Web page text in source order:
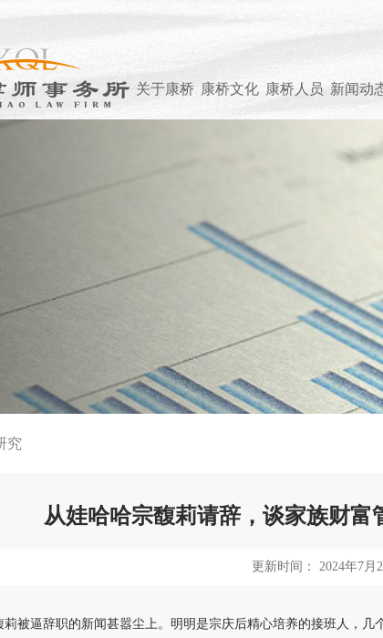
关于康桥 康桥文化 康桥人员 新闻动
究
从娃哈哈宗馥莉请辞，谈家族财富
更新时间： 2024年7月
莉被逼辞职的新闻甚嚣尘上。明明是宗庆后精心培养的接班人，